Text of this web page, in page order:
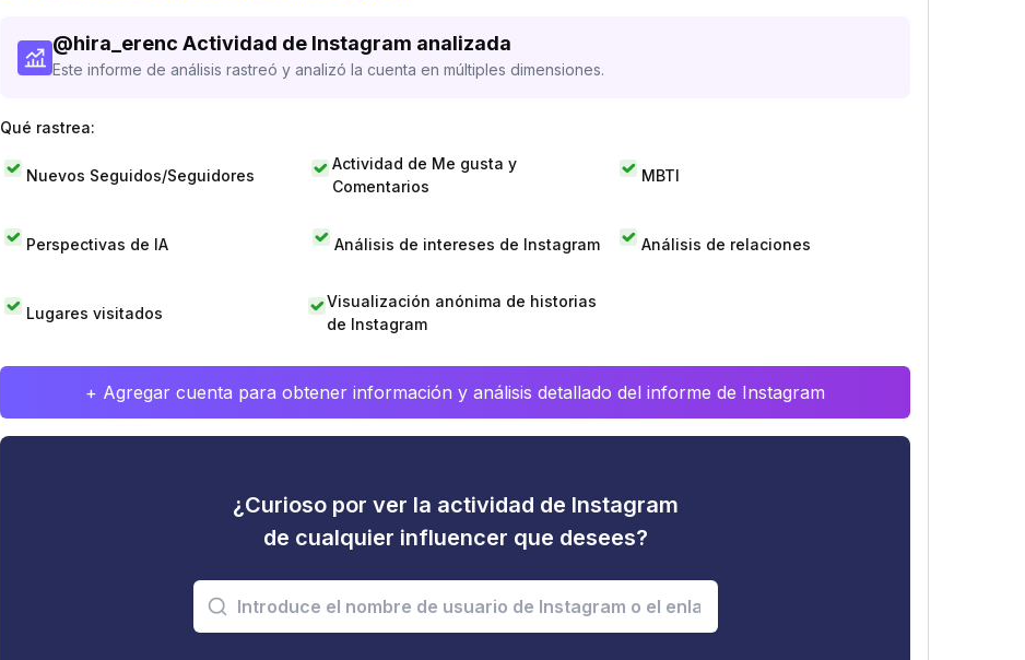
@hira_erenc Actividad de Instagram analizada
Este informe de análisis rastreó y analizó la cuenta en múltiples dimensiones.
Qué rastrea:
Nuevos Seguidos/Seguidores
Actividad de Me gusta y
Comentarios
MBTI
Perspectivas de IA Análisis de intereses de Instagram Análisis de relaciones
Lugares visitados
Visualización anónima de historias
de Instagram
+ Agregar cuenta para obtener información y análisis detallado del informe de Instagram
¿Curioso por ver la actividad de Instagram
de cualquier influencer que desees?